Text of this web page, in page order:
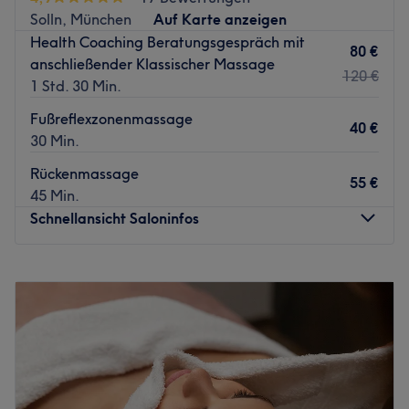
Solln, München
Auf Karte anzeigen
Health Coaching Beratungsgespräch mit
anschließender Klassischer Massage
1 Std. 30 Min.
80 €
120 €
Fußreflexzonenmassage
30 Min.
40 €
Rückenmassage
45 Min.
55 €
Schnellansicht Saloninfos
Mittwoch
16:00–20:00
Samstag
Geschlossen
Sonntag